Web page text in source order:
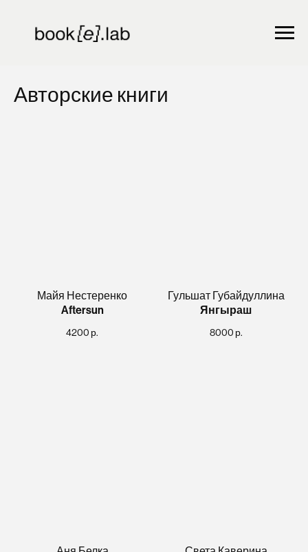
Авторские книги
Майя Нестеренко
Aftersun
4200 р.
Гульшат Губайдуллина
Янгыраш
8000 р.